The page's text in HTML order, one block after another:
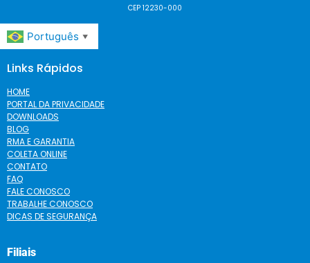
CEP 12230-000
Português ▼
Links Rápidos
HOME
PORTAL DA PRIVACIDADE
DOWNLOADS
BLOG
RMA E GARANTIA
COLETA ONLINE
CONTATO
FAQ
FALE CONOSCO
TRABALHE CONOSCO
DICAS DE SEGURANÇA
Filiais